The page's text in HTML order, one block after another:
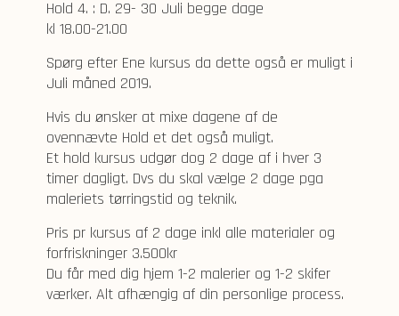
Hold 4. : D. 29- 30 Juli begge dage
kl 18.00-21.00
Spørg efter Ene kursus da dette også er muligt i
Juli måned 2019.
Hvis du ønsker at mixe dagene af de
ovennævte Hold et det også muligt.
Et hold kursus udgør dog 2 dage af i hver 3
timer dagligt. Dvs du skal vælge 2 dage pga
maleriets tørringstid og teknik.
Pris pr kursus af 2 dage inkl alle materialer og
forfriskninger 3.500kr
Du får med dig hjem 1-2 malerier og 1-2 skifer
værker. Alt afhængig af din personlige process.